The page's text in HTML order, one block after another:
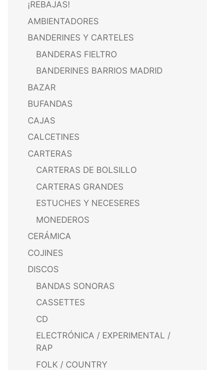
¡REBAJAS!
AMBIENTADORES
BANDERINES Y CARTELES
BANDERAS FIELTRO
BANDERINES BARRIOS MADRID
BAZAR
BUFANDAS
CAJAS
CALCETINES
CARTERAS
CARTERAS DE BOLSILLO
CARTERAS GRANDES
ESTUCHES Y NECESERES
MONEDEROS
CERÁMICA
COJINES
DISCOS
BANDAS SONORAS
CASSETTES
CD
ELECTRÓNICA / EXPERIMENTAL /
RAP
FOLK / COUNTRY